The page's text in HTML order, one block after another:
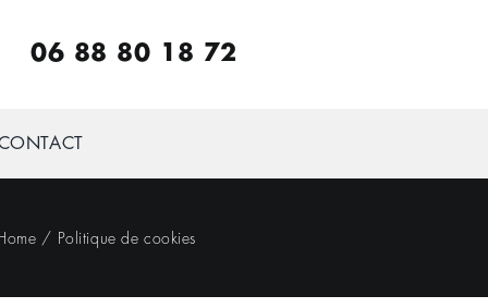
06 88 80 18 72
Politique de cookies